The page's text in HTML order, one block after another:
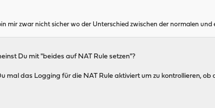
mir zwar nicht sicher wo der Unterschied zwischen der normalen
Du mit "beides auf NAT Rule setzen"?
mal das Logging für die NAT Rule aktiviert um zu kontrollieren,